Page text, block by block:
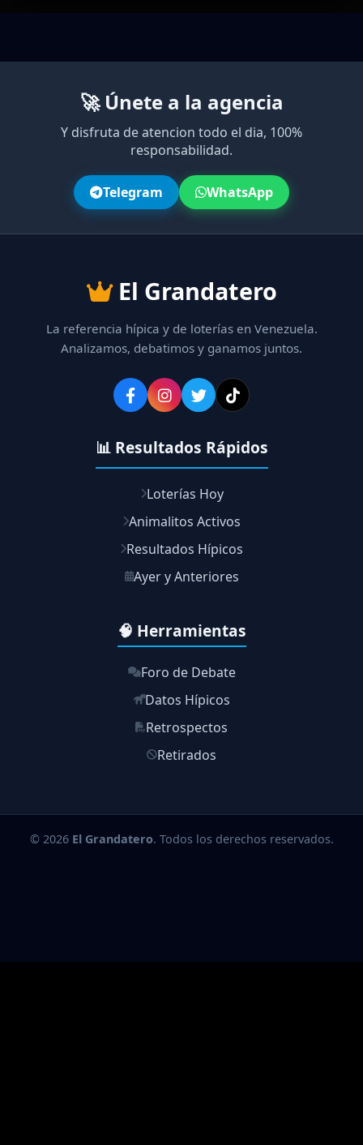
🚀 Únete a la agencia
Y disfruta de atencion todo el dia, 100%
responsabilidad.
Telegram WhatsApp
El Grandatero
La referencia hípica y de loterías en Venezuela.
Analizamos, debatimos y ganamos juntos.
📊 Resultados Rápidos
Loterías Hoy
Animalitos Activos
Resultados Hípicos
Ayer y Anteriores
🧠 Herramientas
Foro de Debate
Datos Hípicos
Retrospectos
Retirados
© 2026 El Grandatero. Todos los derechos reservados.